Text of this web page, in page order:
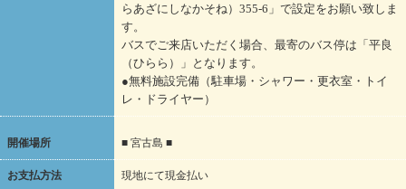
らあざにしなかそね）355-6」で設定をお願い致しま
す。
バスでご来店いただく場合、最寄のバス停は「平良
（ひらら）」となります。
●無料施設完備（駐車場・シャワー・更衣室・トイ
レ・ドライヤー）
開催場所 ■ 宮古島 ■
お支払方法 現地にて現金払い